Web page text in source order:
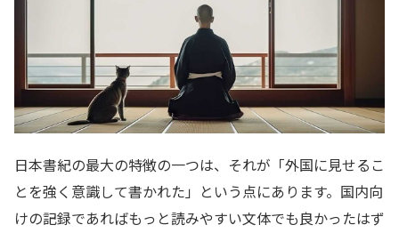
日本書紀の最大の特徴の一つは、それが「外国に見せるこ
とを強く意識して書かれた」という点にあります。国内向
けの記録であればもっと読みやすい文体でも良かったはず